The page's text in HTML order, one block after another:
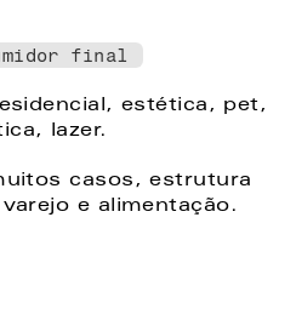
final
estética, pet,
lazer.
casos, estrutura
e alimentação.